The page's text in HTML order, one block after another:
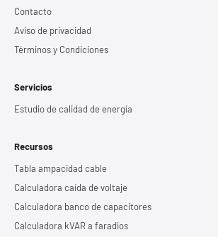
Contacto
Aviso de privacidad
Términos y Condiciones
Servicios
Estudio de calidad de energía
Recursos
Tabla ampacidad cable
Calculadora caída de voltaje
Calculadora banco de capacitores
Calculadora kVAR a faradios